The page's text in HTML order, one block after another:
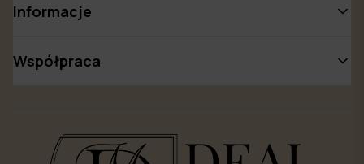
Informacje
Współpraca